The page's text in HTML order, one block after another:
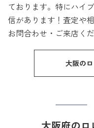
ております。特にハイ
信があります！査定や
お問合わせ・ご来店く
大阪の